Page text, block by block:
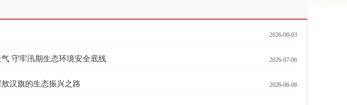
2026-08-03
守牢汛期生态环境安全底线 2026-07-06
汉旗的生态振兴之路 2026-06-08